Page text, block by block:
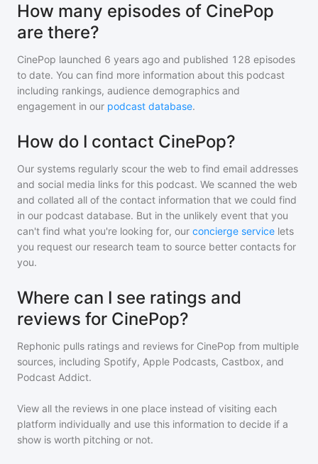
How many episodes of CinePop
are there?
CinePop launched 6 years ago and published 128 episodes
to date. You can find more information about this podcast
including rankings, audience demographics and
engagement in our podcast database.
How do I contact CinePop?
Our systems regularly scour the web to find email addresses
and social media links for this podcast. We scanned the web
and collated all of the contact information that we could find
in our podcast database. But in the unlikely event that you
can't find what you're looking for, our concierge service lets
you request our research team to source better contacts for
you.
Where can I see ratings and
reviews for CinePop?
Rephonic pulls ratings and reviews for CinePop from multiple
sources, including Spotify, Apple Podcasts, Castbox, and
Podcast Addict.
View all the reviews in one place instead of visiting each
platform individually and use this information to decide if a
show is worth pitching or not.